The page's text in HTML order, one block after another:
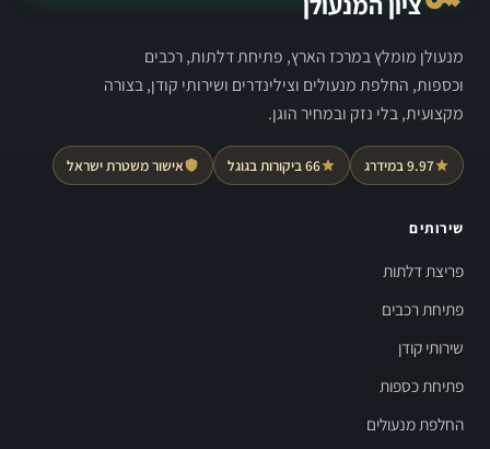
מנעולן מומלץ במרכז הארץ, פתיחת דלתות, רכבים
וכספות, החלפת מנעולים וצילינדרים ושירותי קודן, בצורה
מקצועית, בלי נזק ובמחיר הוגן.
9.97 במידרג 66 ביקורות בגוגל אישור משטרת ישראל
שירותים
פריצת דלתות
פתיחת רכבים
שירותי קודן
פתיחת כספות
החלפת מנעולים